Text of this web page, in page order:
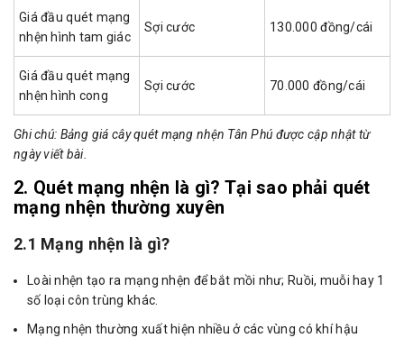
Giá đầu quét mạng
nhện hình tam giác
Sợi cước 130.000 đồng/cái
Giá đầu quét mạng
nhện hình cong
Sợi cước 70.000 đồng/cái
Ghi chú: Bảng giá cây quét mạng nhện Tân Phú được cập nhật từ
ngày viết bài.
2. Quét mạng nhện là gì? Tại sao phải quét
mạng nhện thường xuyên
2.1 Mạng nhện là gì?
Loài nhện tạo ra mạng nhện để bắt mồi như; Ruồi, muỗi hay 1
số loại côn trùng khác.
Mạng nhện thường xuất hiện nhiều ở các vùng có khí hậu